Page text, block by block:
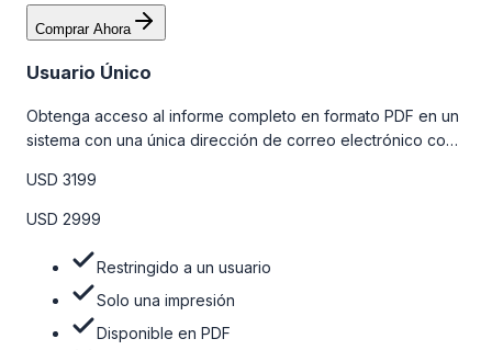
Comprar Ahora
Usuario Único
Obtenga acceso al informe completo en formato PDF en un
sistema con una única dirección de correo electrónico con
la tabla de precios a continuación.
USD 3199
USD 2999
Restringido a un usuario
Solo una impresión
Disponible en PDF